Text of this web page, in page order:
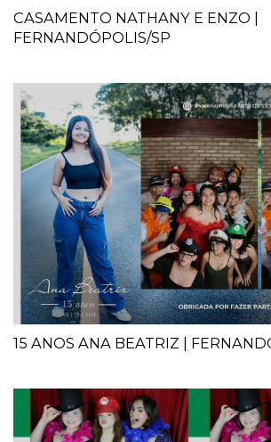
CASAMENTO NATHANY E ENZO |
FERNANDÓPOLIS/SP
15 ANOS ANA BEATRIZ |